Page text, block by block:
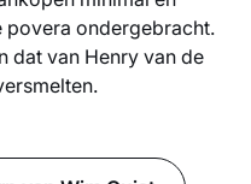
povera ondergebracht.
dat van Henry van de